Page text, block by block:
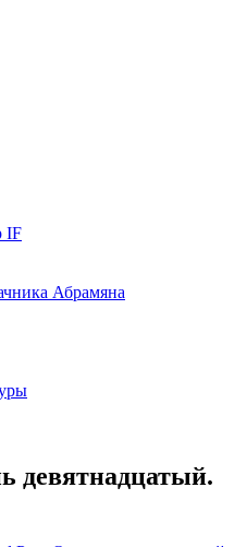
IF
Абрамяна
девятнадцатый.